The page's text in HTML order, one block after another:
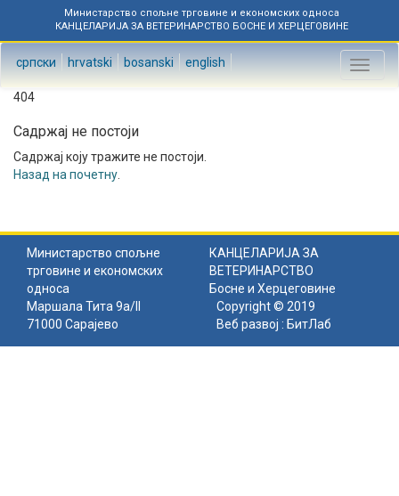
Министарство спољне трговине и економских односа
КАНЦЕЛАРИЈА ЗА ВЕТЕРИНАРСТВО БОСНЕ И ХЕРЦЕГОВИНЕ
српски hrvatski bosanski english
Toggle
404
Садржај не постоји
Садржај коју тражите не постоји.
Назад на почетну
Министарство спољне
трговине и економских
односа
КАНЦЕЛАРИЈА ЗА
ВЕТЕРИНАРСТВО
Босне и Херцеговине
Маршала Тита 9а/II
71000 Сарајево
Copyright © 2019
Веб развој : БитЛаб